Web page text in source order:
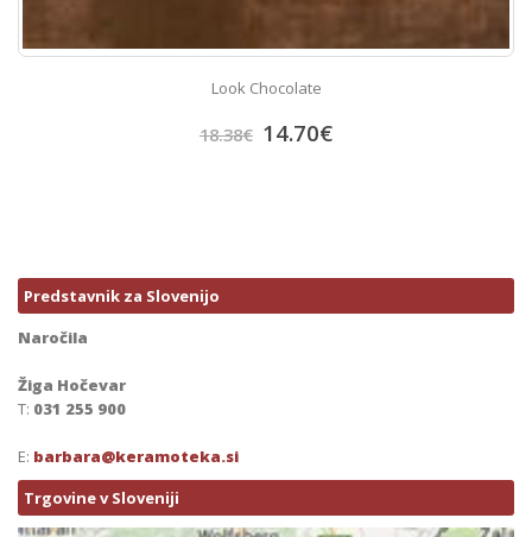
Look Chocolate
18.38€ 14.70€
Predstavnik za Slovenijo
Naročila
Žiga Hočevar
T: 031 255 900
E: barbara@keramoteka.si
Trgovine v Sloveniji